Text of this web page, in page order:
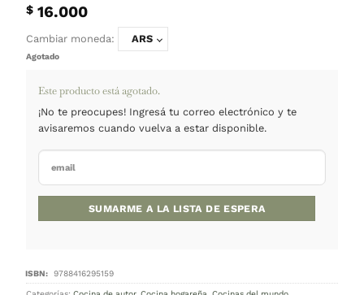
Cocina Simple – Ottolenghi con defecto
tapa
$ 16.000
Cambiar moneda: ARS
¡No te preocupes! Ingresá tu correo electrónico y